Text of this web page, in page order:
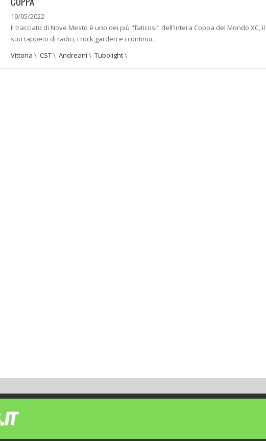
19/05/2022
Il tracciato di Nove Mesto è uno dei più "faticosi" dell'intera Coppa del Mondo XC, il
suo tappeto di radici, i rock garden e i continui…
Vittoria \ CST\ Andreani \ Tubolight\